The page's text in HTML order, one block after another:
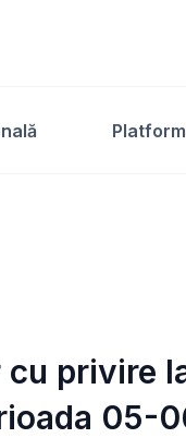
privire
05-